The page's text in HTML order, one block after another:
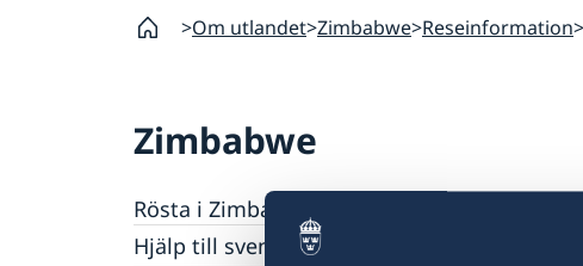
Om utlandet Zimbabwe Reseinformation
Zimbabwe
Rösta i Zimbabwe
Hjälp till svenskar i Zimbabwe